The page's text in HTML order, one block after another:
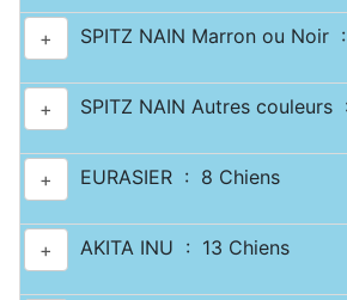
+ SPITZ NAIN Marron ou Noir
+ SPITZ NAIN Autres couleurs
+ EURASIER : 8 Chiens
+ AKITA INU : 13 Chiens